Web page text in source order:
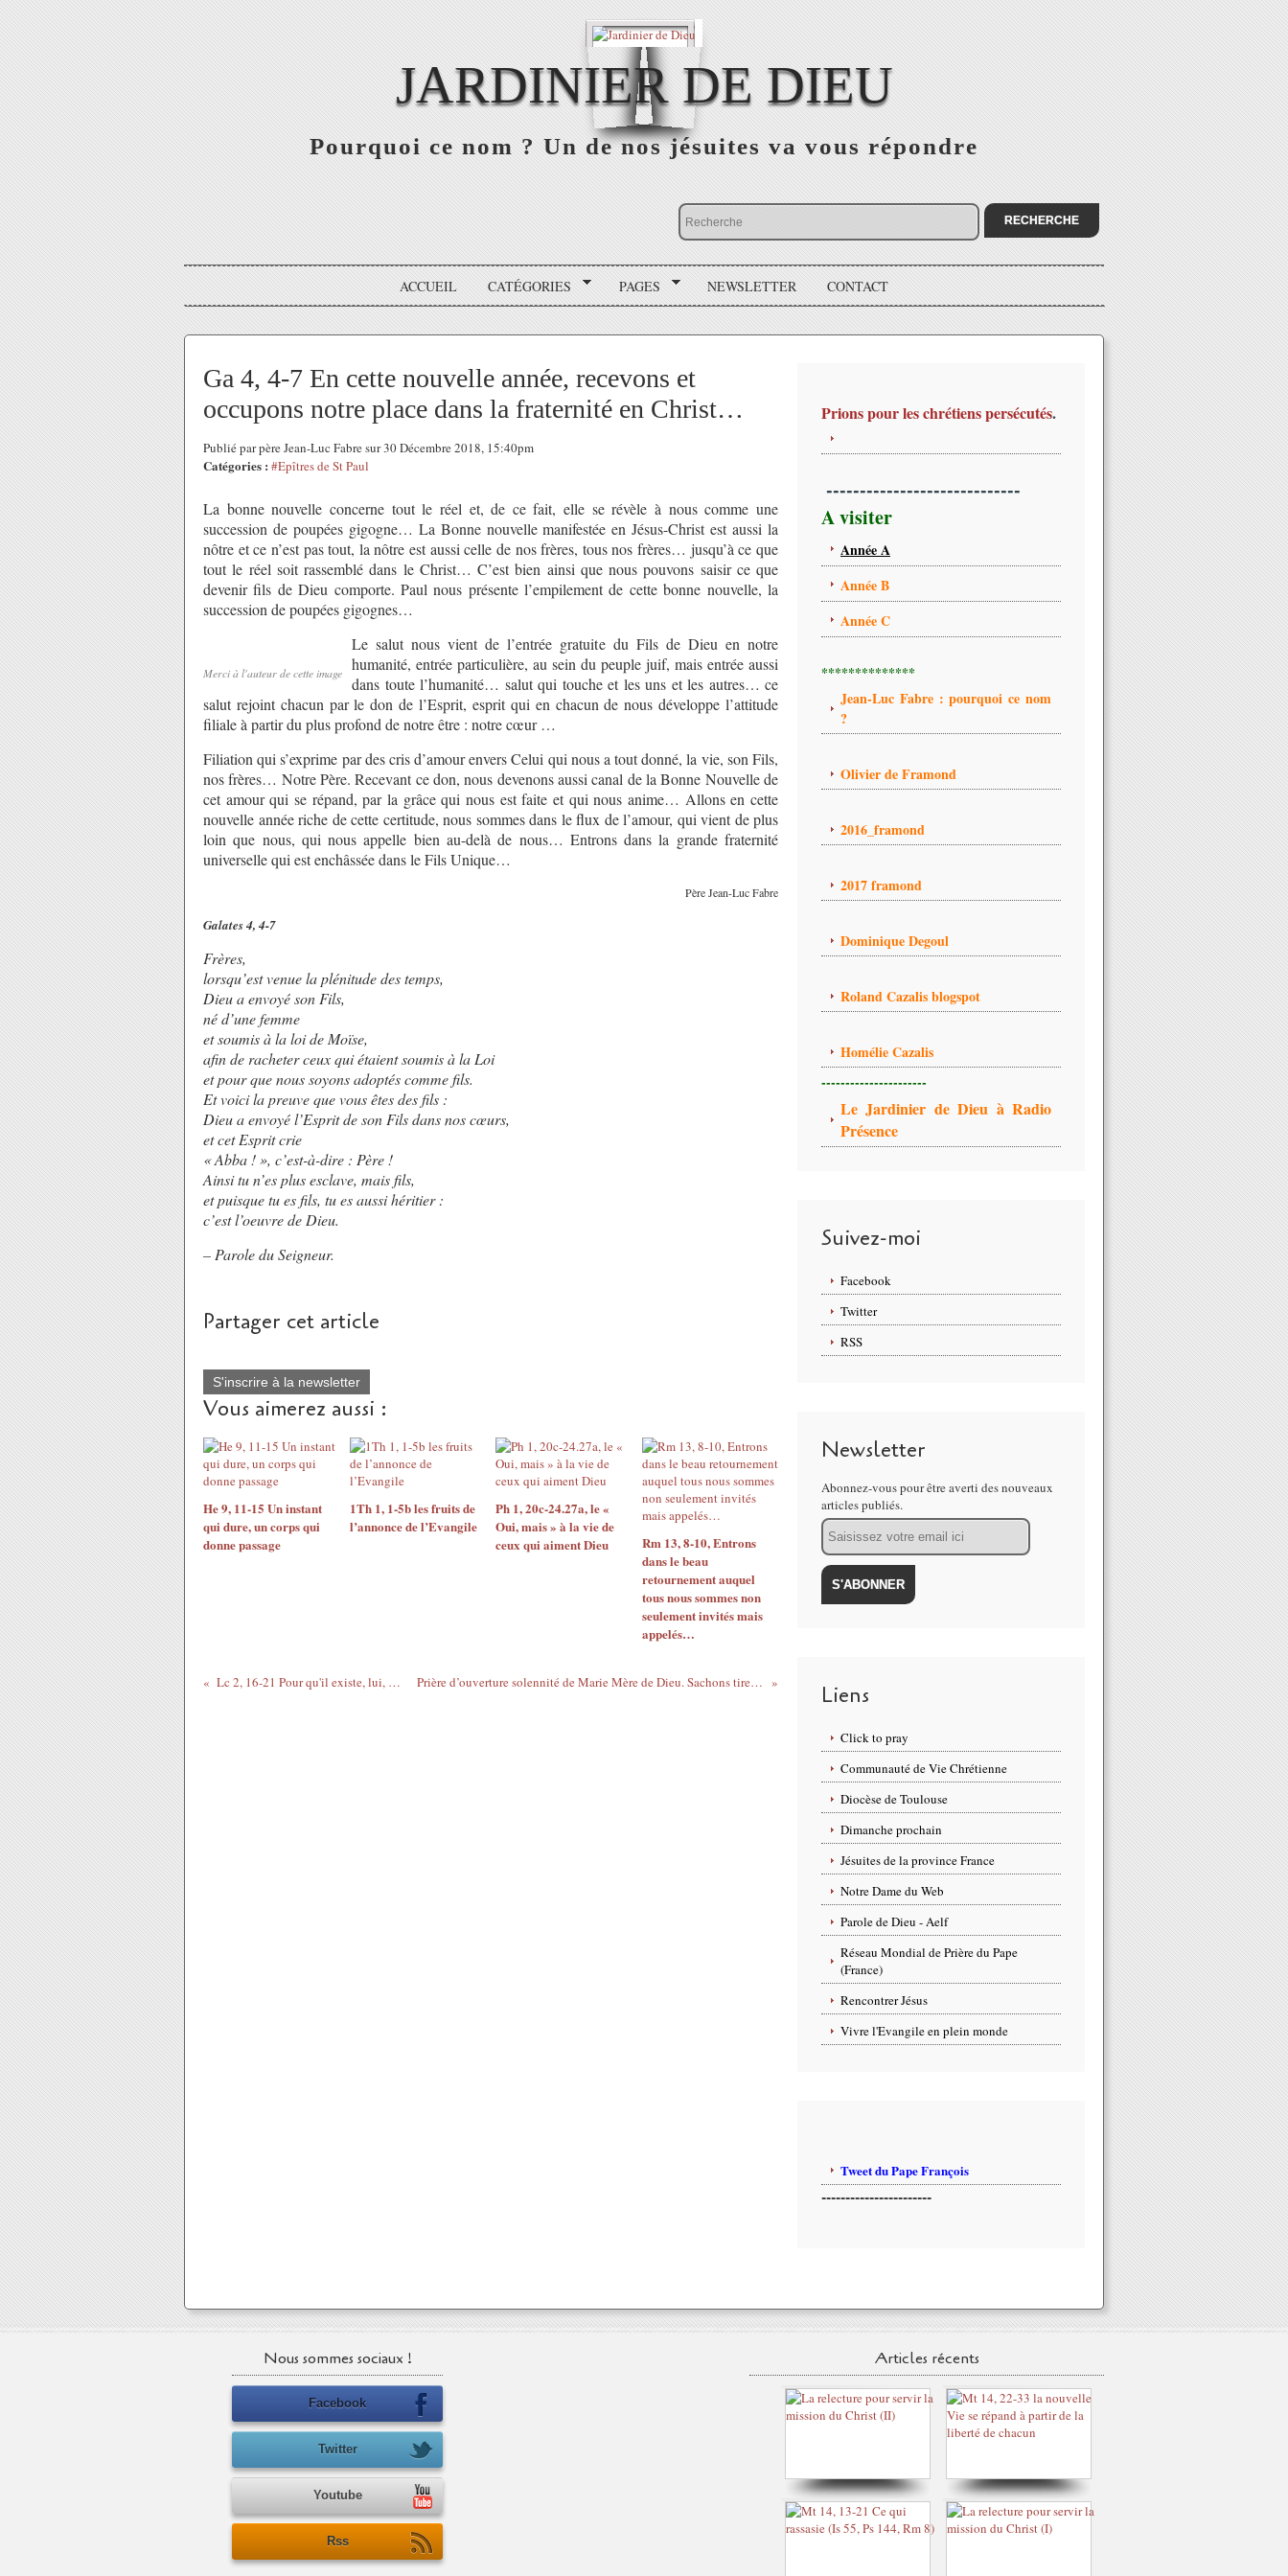
JARDINIER DE DIEU
Pourquoi ce nom ? Un de nos jésuites va vous répondre
ACCUEIL CATÉGORIES PAGES NEWSLETTER CONTACT
Ga 4, 4-7 En cette nouvelle année, recevons et
occupons notre place dans la fraternité en Christ…
Publié par père Jean-Luc Fabre sur 30 Décembre 2018, 15:40pm
Catégories : #Epîtres de St Paul
La bonne nouvelle concerne tout le réel et, de ce fait, elle se révèle à nous comme une
succession de poupées gigogne… La Bonne nouvelle manifestée en Jésus-Christ est aussi la
nôtre et ce n’est pas tout, la nôtre est aussi celle de nos frères, tous nos frères… jusqu’à ce que
tout le réel soit rassemblé dans le Christ… C’est bien ainsi que nous pouvons saisir ce que
devenir fils de Dieu comporte. Paul nous présente l’empilement de cette bonne nouvelle, la
succession de poupées gigognes…
Merci à l'auteur de cette image
Le salut nous vient de l’entrée gratuite du Fils de Dieu en notre
humanité, entrée particulière, au sein du peuple juif, mais entrée aussi
dans toute l’humanité… salut qui touche et les uns et les autres… ce
salut rejoint chacun par le don de l’Esprit, esprit qui en chacun de nous développe l’attitude
filiale à partir du plus profond de notre être : notre cœur …
Filiation qui s’exprime par des cris d’amour envers Celui qui nous a tout donné, la vie, son Fils,
nos frères… Notre Père. Recevant ce don, nous devenons aussi canal de la Bonne Nouvelle de
cet amour qui se répand, par la grâce qui nous est faite et qui nous anime… Allons en cette
nouvelle année riche de cette certitude, nous sommes dans le flux de l’amour, qui vient de plus
loin que nous, qui nous appelle bien au-delà de nous… Entrons dans la grande fraternité
universelle qui est enchâssée dans le Fils Unique…
Père Jean-Luc Fabre
Galates 4, 4-7
Frères,
lorsqu’est venue la plénitude des temps,
Dieu a envoyé son Fils,
né d’une femme
et soumis à la loi de Moïse,
afin de racheter ceux qui étaient soumis à la Loi
et pour que nous soyons adoptés comme fils.
Et voici la preuve que vous êtes des fils :
Dieu a envoyé l’Esprit de son Fils dans nos cœurs,
et cet Esprit crie
« Abba ! », c’est-à-dire : Père !
Ainsi tu n’es plus esclave, mais fils,
et puisque tu es fils, tu es aussi héritier :
c’est l’oeuvre de Dieu.
– Parole du Seigneur.
Partager cet article
S'inscrire à la newsletter
Vous aimerez aussi :
He 9, 11-15 Un instant
qui dure, un corps qui
donne passage
1Th 1, 1-5b les fruits de
l’annonce de l’Evangile
Ph 1, 20c-24.27a, le «
Oui, mais » à la vie de
ceux qui aiment Dieu
Rm 13, 8-10, Entrons
dans le beau
retournement auquel
tous nous sommes non
seulement invités mais
appelés…
Lc 2, 16-21 Pour qu'il existe, lui, Jésus, elle s'abandonne, elle ... la Mère de Dieu Prière d’ouverture solennité de Marie Mère de Dieu. Sachons tirer profit du trésor du Salut aujourd’hui grâce à l’action de la maternité virginale…
Prions pour les chrétiens persécutés.
-----------------------------
A visiter
Année A
Année B
Année C
**************
Jean-Luc Fabre : pourquoi ce nom
?
Olivier de Framond
2016_framond
2017 framond
Dominique Degoul
Roland Cazalis blogspot
Homélie Cazalis
----------------------
Le Jardinier de Dieu à Radio
Présence
Suivez-moi
Facebook
Twitter
RSS
Newsletter
Abonnez-vous pour être averti des nouveaux
articles publiés.
Email
Liens
Click to pray
Communauté de Vie Chrétienne
Diocèse de Toulouse
Dimanche prochain
Jésuites de la province France
Notre Dame du Web
Parole de Dieu - Aelf
Réseau Mondial de Prière du Pape
(France)
Rencontrer Jésus
Vivre l'Evangile en plein monde
Tweet du Pape François
-----------------------
Nous sommes sociaux !
Facebook
Twitter
Youtube
Rss
Articles récents